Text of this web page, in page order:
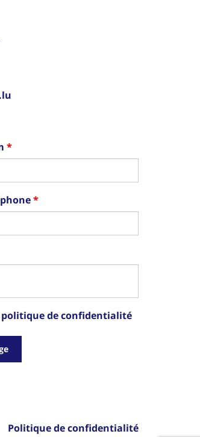
politique de confidentialité
Politique de confidentialité